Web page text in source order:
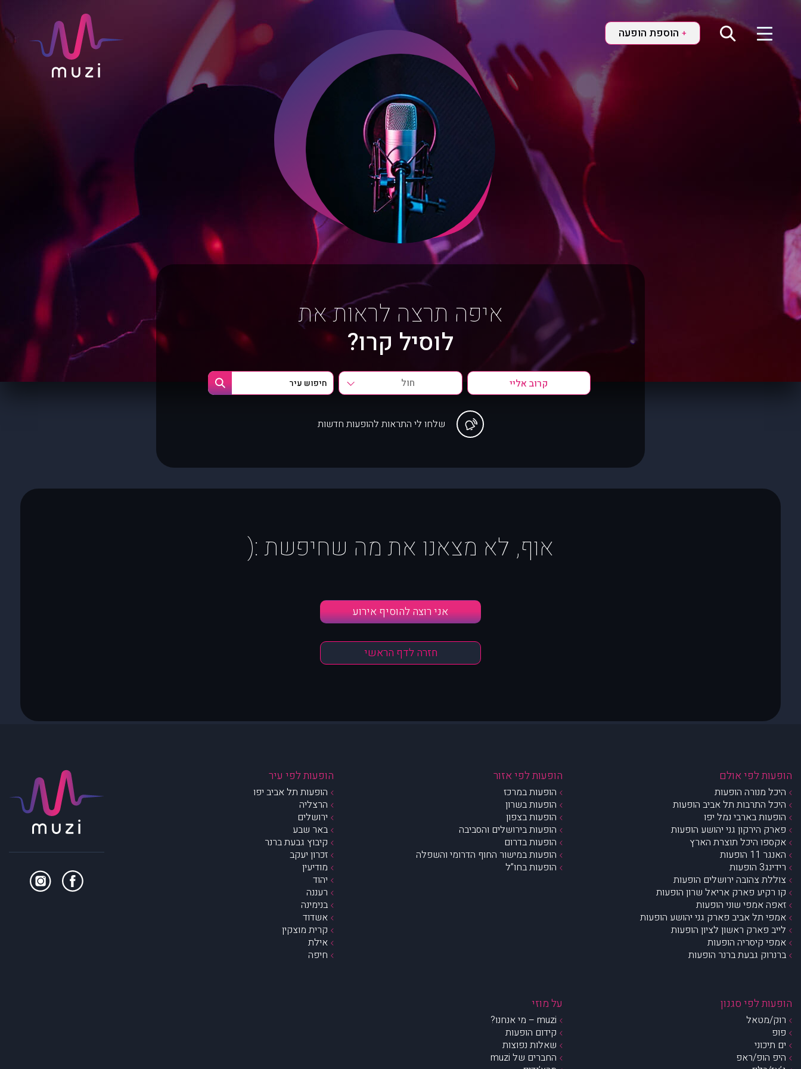
+ הוספת הופעה
איפה תרצה לראות את
לוסיל קרו?
חול
שלחו לי התראות להופעות חדשות
אוף, לא מצאנו את מה שחיפשת :(
אני רוצה להוסיף אירוע
חזרה לדף הראשי
הופעות לפי אולם
היכל מנורה הופעות
היכל התרבות תל אביב הופעות
הופעות בארבי נמל יפו
פארק הירקון גני יהושע הופעות
אקספו היכל תוצרת הארץ
האנגר 11 הופעות
רידינג3 הופעות
צוללת צהובה ירושלים הופעות
קו רקיע פארק אריאל שרון הופעות
זאפה אמפי שוני הופעות
אמפי תל אביב פארק גני יהושע הופעות
לייב פארק ראשון לציון הופעות
אמפי קיסריה הופעות
ברנרוק גבעת ברנר הופעות
הופעות לפי אזור
הופעות במרכז
הופעות בשרון
הופעות בצפון
הופעות בירושלים והסביבה
הופעות בדרום
הופעות במישור החוף הדרומי והשפלה
הופעות בחו”ל
הופעות לפי עיר
הופעות תל אביב יפו
הרצליה
ירושלים
באר שבע
קיבוץ גבעת ברנר
זכרון יעקב
מודיעין
יהוד
רעננה
בנימינה
אשדוד
קרית מוצקין
אילת
חיפה
הופעות לפי סגנון
רוק/מטאל
פופ
ים תיכוני
היפ הופ/ראפ
על מוזי
muzi – מי אנחנו?
קידום הופעות
שאלות נפוצות
החברים של muzi